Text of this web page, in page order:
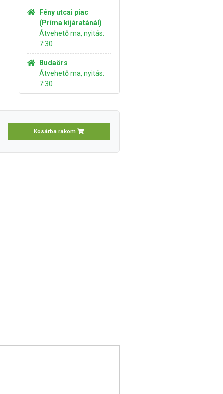
Fény utcai piac
(Príma kijáratánál)
Átvehető ma, nyitás:
7:30
Budaörs
Átvehető ma, nyitás:
7:30
Kosárba rakom